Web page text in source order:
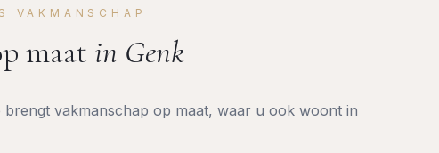
VAKMANSCHAP
maat in Genk
vakmanschap op maat, waar u ook woont in